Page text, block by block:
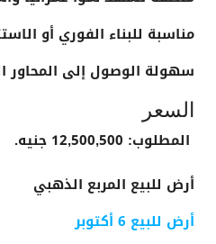
مناسبة للبناء الفوري أو
سهولة الوصول إلى المحاور
السعر
المطلوب: 12,500,500 جنيه.
أرض للبيع المربع الذهبي
أرض للبيع 6 أكتوبر